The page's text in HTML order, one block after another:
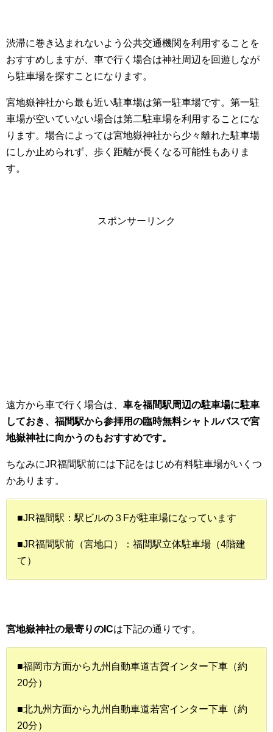
渋滞に巻き込まれないよう公共交通機関を利用することを
おすすめしますが、車で行く場合は神社周辺を回遊しなが
ら駐車場を探すことになります。
宮地嶽神社から最も近い駐車場は第一駐車場です。第一駐
車場が空いていない場合は第二駐車場を利用することにな
ります。場合によっては宮地嶽神社から少々離れた駐車場
にしか止められず、歩く距離が長くなる可能性もありま
す。
スポンサーリンク
遠方から車で行く場合は、 車を福間駅周辺の駐車場に駐車
しておき、福間駅から参拝用の臨時無料シャトルバスで宮
地嶽神社に向かうのもおすすめです。
ちなみにJR福間駅前には下記をはじめ有料駐車場がいくつ
かあります。
■JR福間駅：駅ビルの３Fが駐車場になっています
■JR福間駅前（宮地口）：福間駅立体駐車場（4階建
て）
宮地嶽神社の最寄りのICは下記の通りです。
■福岡市方面から九州自動車道古賀インター下車（約
20分）
■北九州方面から九州自動車道若宮インター下車（約
20分）